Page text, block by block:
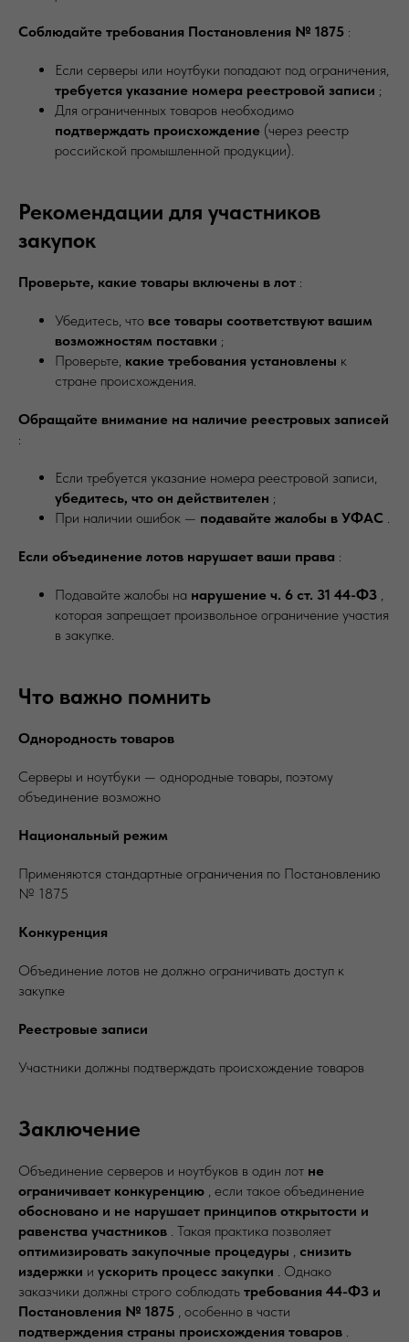
Соблюдайте требования Постановления № 1875 :
Если серверы или ноутбуки попадают под ограничения,
требуется указание номера реестровой записи ;
Для ограниченных товаров необходимо
подтверждать происхождение (через реестр
российской промышленной продукции).
Рекомендации для участников
закупок
Проверьте, какие товары включены в лот :
Убедитесь, что все товары соответствуют вашим
возможностям поставки ;
Проверьте, какие требования установлены к
стране происхождения.
Обращайте внимание на наличие реестровых записей
:
Если требуется указание номера реестровой записи,
убедитесь, что он действителен ;
При наличии ошибок — подавайте жалобы в УФАС .
Если объединение лотов нарушает ваши права :
Подавайте жалобы на нарушение ч. 6 ст. 31 44-ФЗ ,
которая запрещает произвольное ограничение участия
в закупке.
Что важно помнить
Однородность товаров
Серверы и ноутбуки — однородные товары, поэтому
объединение возможно
Национальный режим
Применяются стандартные ограничения по Постановлению
№ 1875
Конкуренция
Объединение лотов не должно ограничивать доступ к
закупке
Реестровые записи
Участники должны подтверждать происхождение товаров
Заключение
Объединение серверов и ноутбуков в один лот не
ограничивает конкуренцию , если такое объединение
обосновано и не нарушает принципов открытости и
равенства участников . Такая практика позволяет
оптимизировать закупочные процедуры , снизить
издержки и ускорить процесс закупки . Однако
заказчики должны строго соблюдать требования 44-ФЗ и
Постановления № 1875 , особенно в части
подтверждения страны происхождения товаров .